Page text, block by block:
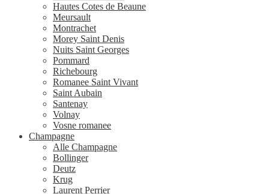
Hautes Cotes de Beaune
Meursault
Montrachet
Morey Saint Denis
Nuits Saint Georges
Pommard
Richebourg
Romanee Saint Vivant
Saint Aubain
Santenay
Volnay
Vosne romanee
Champagne
Alle Champagne
Bollinger
Deutz
Krug
Laurent Perrier